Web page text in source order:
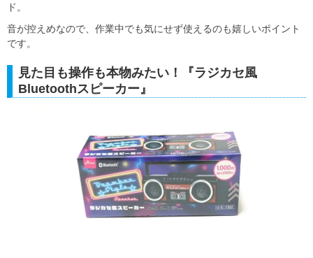
ド。
音が控えめなので、作業中でも気にせず使えるのも嬉しいポイント
です。
見た目も操作も本物みたい！『ラジカセ風
Bluetoothスピーカー』